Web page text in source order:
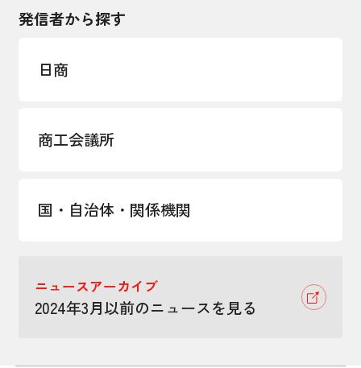
発信者から探す
日商
商工会議所
国・自治体・関係機関
ニュースアーカイブ
2024年3月以前のニュースを見る